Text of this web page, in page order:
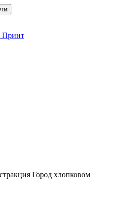
Принт
Город хлопковом